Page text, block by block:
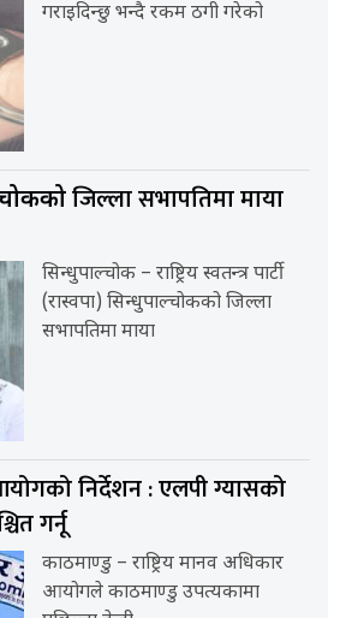
गराइदिन्छु भन्दै रकम ठगी गरेको
जिल्ला सभापतिमा माया
सिन्धुपाल्चोक – राष्ट्रिय स्वतन्त्र पार्टी
(रास्वपा) सिन्धुपाल्चोकको जिल्ला
सभापतिमा माया
निर्देशन : एलपी ग्यासको
गर्नू
काठमाण्डु – राष्ट्रिय मानव अधिकार
आयोगले काठमाण्डु उपत्यकामा